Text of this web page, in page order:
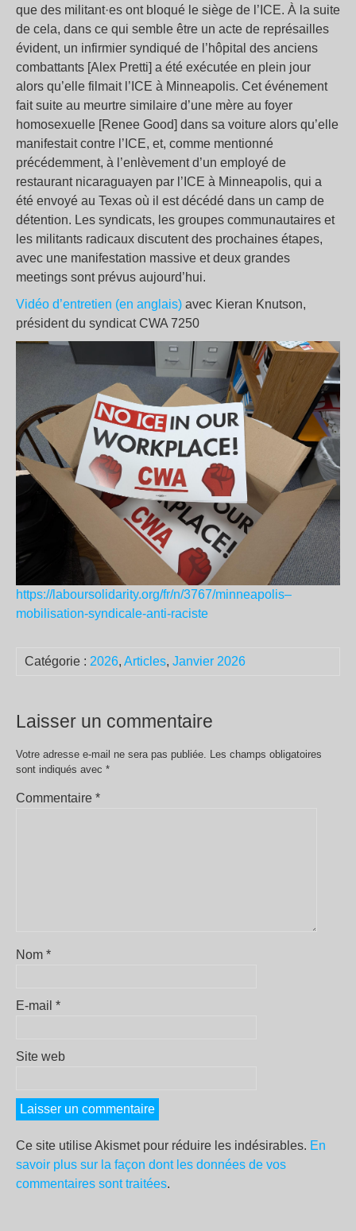
que des militant·es ont bloqué le siège de l’ICE. À la suite
de cela, dans ce qui semble être un acte de représailles
évident, un infirmier syndiqué de l’hôpital des anciens
combattants [Alex Pretti] a été exécutée en plein jour
alors qu’elle filmait l’ICE à Minneapolis. Cet événement
fait suite au meurtre similaire d’une mère au foyer
homosexuelle [Renee Good] dans sa voiture alors qu’elle
manifestait contre l’ICE, et, comme mentionné
précédemment, à l’enlèvement d’un employé de
restaurant nicaraguayen par l’ICE à Minneapolis, qui a
été envoyé au Texas où il est décédé dans un camp de
détention. Les syndicats, les groupes communautaires et
les militants radicaux discutent des prochaines étapes,
avec une manifestation massive et deux grandes
meetings sont prévus aujourd’hui.
Vidéo d’entretien (en anglais) avec Kieran Knutson,
président du syndicat CWA 7250
https://laboursolidarity.org/fr/n/3767/minneapolis–
mobilisation-syndicale-anti-raciste
Catégorie : 2026, Articles, Janvier 2026
Laisser un commentaire
Votre adresse e-mail ne sera pas publiée. Les champs obligatoires
sont indiqués avec *
Commentaire *
Nom *
E-mail *
Site web
Ce site utilise Akismet pour réduire les indésirables. En
savoir plus sur la façon dont les données de vos
commentaires sont traitées.